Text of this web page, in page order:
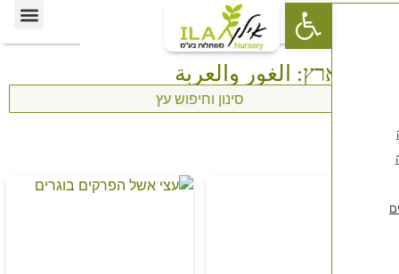
الغور والعربة
סינון וחיפוש עץ
Open toolbar